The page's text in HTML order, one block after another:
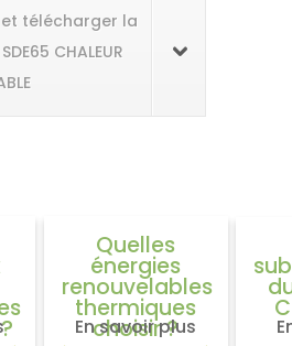
télécharger la
CHALEUR
Quelles
énergies
renouvelables
thermiques
choisir ?
En savoir plus